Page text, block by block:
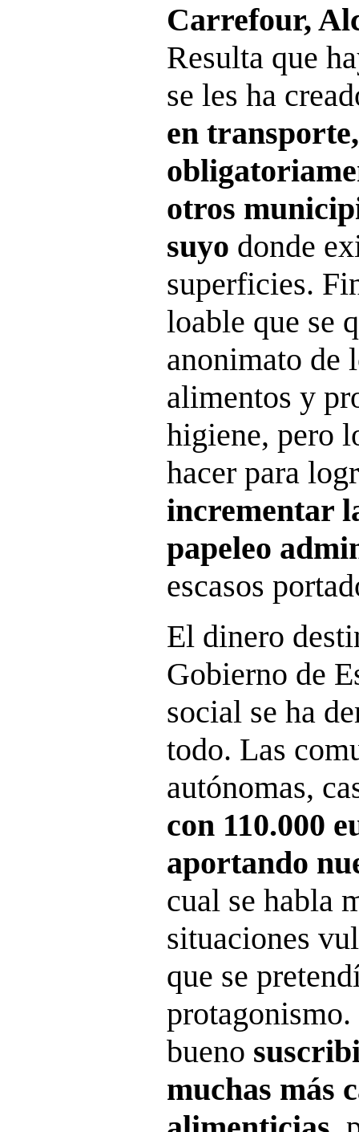
Carrefour,
Resulta que
se les ha
en
otros
suyo donde
superficies.
loable que se
anonimato de
alimentos y
higiene, pero
hacer para
incrementar
papeleo
escasos
El dinero
Gobierno de
social se ha
todo. Las
autónomas,
con 110.000
aportando
cual se habla
situaciones
que se
bueno
muchas más